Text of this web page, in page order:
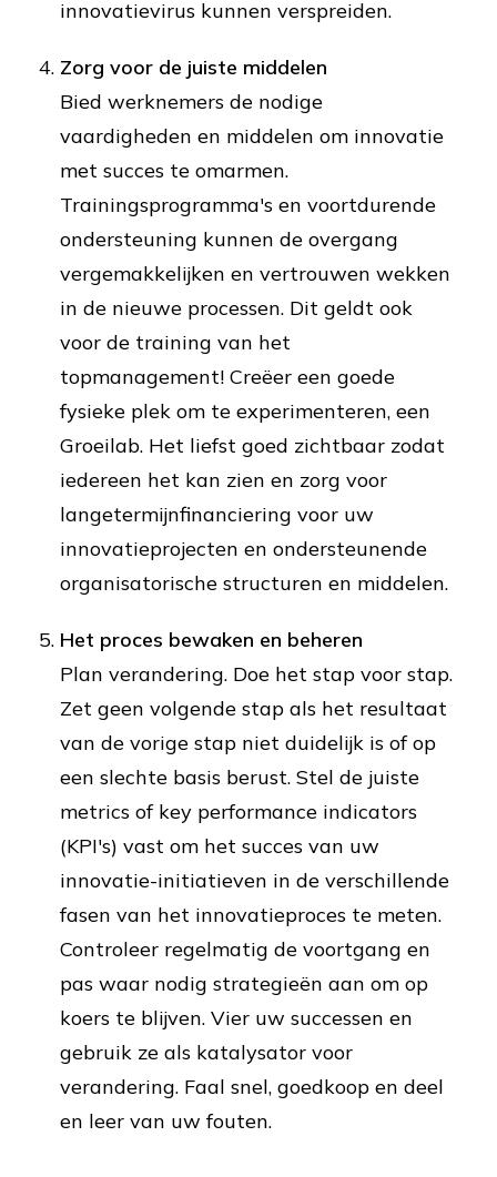
innovatievirus kunnen verspreiden.
Zorg voor de juiste middelen
Bied werknemers de nodige
vaardigheden en middelen om innovatie
met succes te omarmen.
Trainingsprogramma's en voortdurende
ondersteuning kunnen de overgang
vergemakkelijken en vertrouwen wekken
in de nieuwe processen. Dit geldt ook
voor de training van het
topmanagement! Creëer een goede
fysieke plek om te experimenteren, een
Groeilab. Het liefst goed zichtbaar zodat
iedereen het kan zien en zorg voor
langetermijnfinanciering voor uw
innovatieprojecten en ondersteunende
organisatorische structuren en middelen.
Het proces bewaken en beheren
Plan verandering. Doe het stap voor stap.
Zet geen volgende stap als het resultaat
van de vorige stap niet duidelijk is of op
een slechte basis berust. Stel de juiste
metrics of key performance indicators
(KPI's) vast om het succes van uw
innovatie-initiatieven in de verschillende
fasen van het innovatieproces te meten.
Controleer regelmatig de voortgang en
pas waar nodig strategieën aan om op
koers te blijven. Vier uw successen en
gebruik ze als katalysator voor
verandering. Faal snel, goedkoop en deel
en leer van uw fouten.